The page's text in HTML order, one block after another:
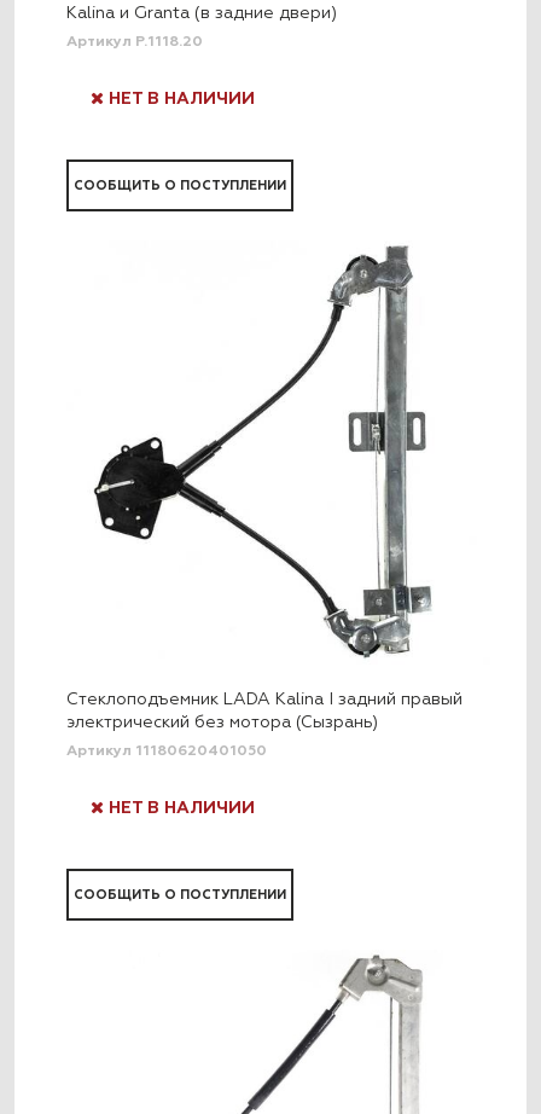
Kalina и Granta (в задние двери)
Артикул P.1118.20
НЕТ В НАЛИЧИИ
СООБЩИТЬ О ПОСТУПЛЕНИИ
Стеклоподъемник LADA Kalina I задний правый
электрический без мотора (Сызрань)
Артикул 11180620401050
НЕТ В НАЛИЧИИ
СООБЩИТЬ О ПОСТУПЛЕНИИ